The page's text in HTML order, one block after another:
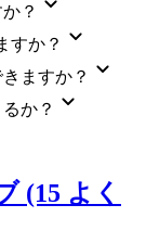
？
すか？
ますか？
か？
(15 よく